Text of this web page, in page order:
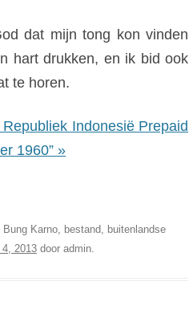
dat mijn tong kon vinden
hart drukken, en ik bid ook
te horen.
Indonesië Prepaid
1960” »
Bung Karno, bestand, buitenlandse
2013 door admin.